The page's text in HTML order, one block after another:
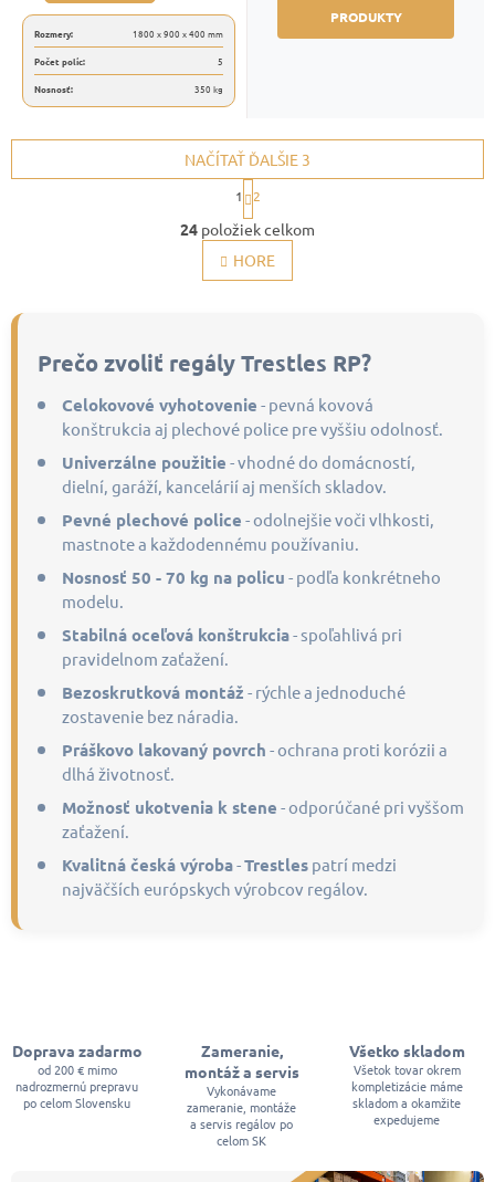
Rozmery:
1800 x 900 x 400 mm
Počet políc:
5
Nosnosť:
350 kg
PRODUKTY
O
v
l
á
e
r
v
k
y
v
ý
p
i
s
u
NAČÍTAŤ ĎALŠIE 3
S
t
r
á
n
k
n
i
e
1 2
24 položiek celkom
HORE
Prečo zvoliť regály Trestles RP?
Celokovové vyhotovenie - pevná kovová
konštrukcia aj plechové police pre vyššiu odolnosť.
Univerzálne použitie - vhodné do domácností,
dielní, garáží, kancelárií aj menších skladov.
Pevné plechové police - odolnejšie voči vlhkosti,
mastnote a každodennému používaniu.
Nosnosť 50 - 70 kg na policu - podľa konkrétneho
modelu.
Stabilná oceľová konštrukcia- spoľahlivá pri
pravidelnom zaťažení.
Bezoskrutková montáž - rýchle a jednoduché
zostavenie bez náradia.
Práškovo lakovaný povrch - ochrana proti korózii a
dlhá životnosť.
Možnosť ukotvenia k stene - odporúčané pri vyššom
zaťažení.
Kvalitná česká výroba-Trestles patrí medzi
najväčších európskych výrobcov regálov.
Doprava zadarmo
od 200 € mimo
nadrozmernú prepravu
po celom Slovensku
Zameranie,
montáž a servis
Vykonávame
zameranie, montáže
a servis regálov po
celom SK
Všetko skladom
Všetok tovar okrem
kompletizácie máme
skladom a okamžite
expedujeme